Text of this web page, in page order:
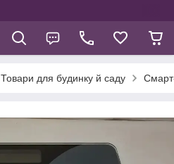
Товари для будинку й саду